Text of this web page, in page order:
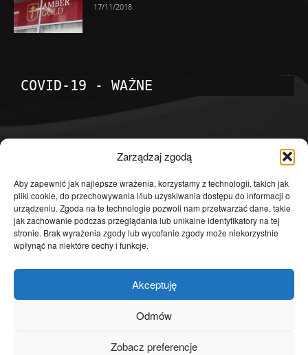
Zarządzaj zgodą
Aby zapewnić jak najlepsze wrażenia, korzystamy z technologii, takich jak
pliki cookie, do przechowywania i/lub uzyskiwania dostępu do informacji o
urządzeniu. Zgoda na te technologie pozwoli nam przetwarzać dane, takie
jak zachowanie podczas przeglądania lub unikalne identyfikatory na tej
stronie. Brak wyrażenia zgody lub wycofanie zgody może niekorzystnie
wpłynąć na niektóre cechy i funkcje.
Akceptuję
Odmów
Zobacz preferencje
17/11/2018
COVID-19 - WAŻNE
Temat dnia
4601
Publicystyka
4363
Polityka
3639
Polska
Społeczeństwo
2823